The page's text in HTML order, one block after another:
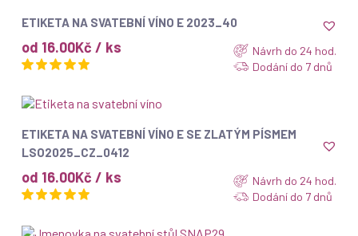
ZOBRAZIT
ETIKETA NA SVATEBNÍ VÍNO E 2023_40
od 16.00Kč / ks
Návrh do 24 hod.
Dodání do 7 dnů
ZOBRAZIT
ETIKETA NA SVATEBNÍ VÍNO E SE ZLATÝM PÍSMEM
LSO2025_CZ_0412
od 16.00Kč / ks
Návrh do 24 hod.
Dodání do 7 dnů